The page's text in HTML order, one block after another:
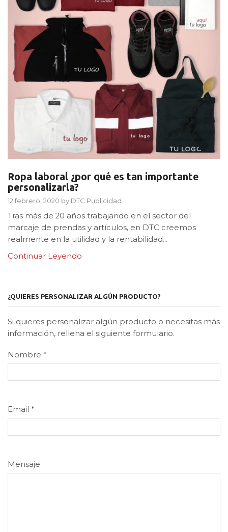
Ropa laboral ¿por qué es tan importante
personalizarla?
12 febrero, 2020 by DTC Publicidad
Tras más de 20 años trabajando en el sector del
marcaje de prendas y artículos, en DTC creemos
realmente en la utilidad y la rentabilidad...
Continuar Leyendo
¿QUIERES PERSONALIZAR ALGÚN PRODUCTO?
Si quieres personalizar algún producto o necesitas más
información, rellena el siguiente formulario.
Nombre *
Email *
Mensaje